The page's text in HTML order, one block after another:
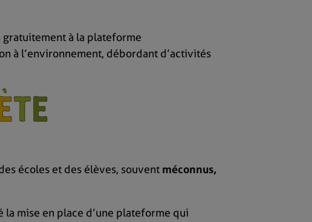
à la plateforme
à l’environnement, débordant d’activités
écoles et des élèves, souvent méconnus,
mise en place d’une plateforme qui